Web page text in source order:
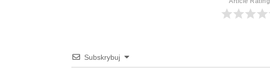
Subskrybuj